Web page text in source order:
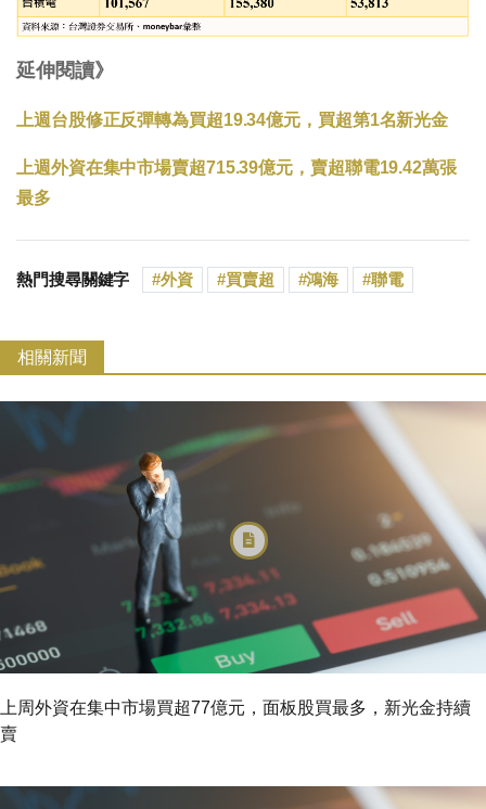
延伸閱讀》
上週台股修正反彈轉為買超19.34億元，買超第1名新光金
上週外資在集中市場賣超715.39億元，賣超聯電19.42萬張
最多
熱門搜尋關鍵字 外資 買賣超 鴻海 聯電
相關新聞
上周外資在集中市場買超77億元，面板股買最多，新光金持續
賣